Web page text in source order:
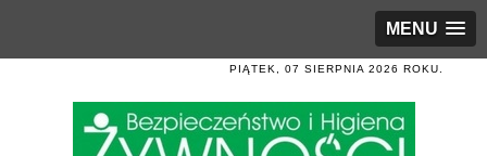
MENU
PIĄTEK, 07 SIERPNIA 2026 ROKU.